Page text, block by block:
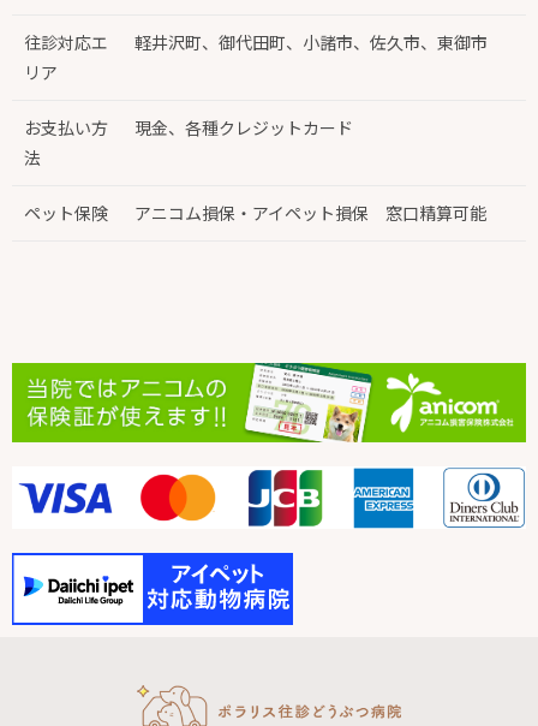
往診対応エ
リア
軽井沢町、御代田町、小諸市、佐久市、東御市
お支払い方
法
現金、各種クレジットカード
ペット保険 アニコム損保・アイペット損保 窓口精算可能